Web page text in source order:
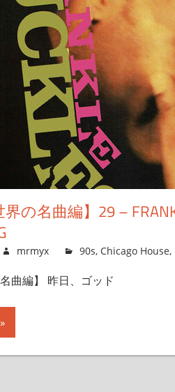
の名曲編】29 –
mrmyx 90s, Chicago House,
曲編】 昨日、ゴッド